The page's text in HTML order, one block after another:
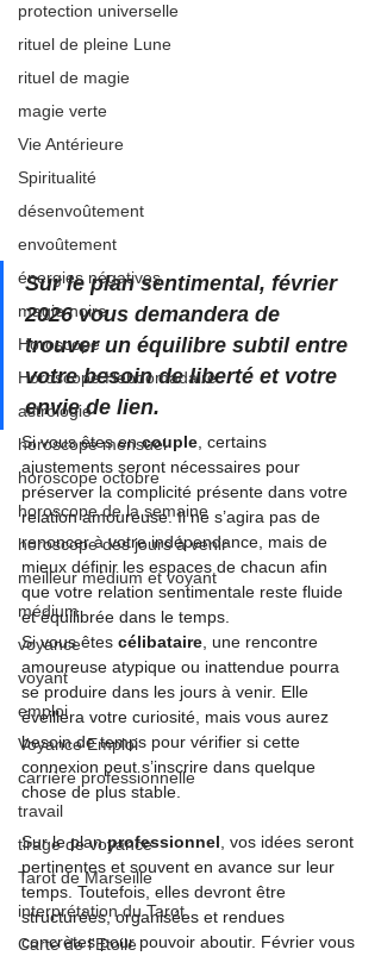
protection universelle
rituel de pleine Lune
rituel de magie
magie verte
Vie Antérieure
Spiritualité
désenvoûtement
envoûtement
énergies négatives
magie noire
Horoscope
Horoscope Hebdomadaire
astrologie
horoscope mensuel
horoscope octobre
horoscope de la semaine
horoscope des jours à venir
meilleur médium et voyant
médium
voyance
voyant
emploi
Voyance Emploi
carrière professionnelle
travail
tirage de voyance
Tarot de Marseille
interprétation du Tarot
Carte de l'Etoile
Sur le plan sentimental, février
2026 vous demandera de
trouver un équilibre subtil entre
votre besoin de liberté et votre
envie de lien.
Si vous êtes en couple, certains
ajustements seront nécessaires pour
préserver la complicité présente dans votre
relation amoureuse. Il ne s’agira pas de
renoncer à votre indépendance, mais de
mieux définir les espaces de chacun afin
que votre relation sentimentale reste fluide
et équilibrée dans le temps.
Si vous êtes célibataire, une rencontre
amoureuse atypique ou inattendue pourra
se produire dans les jours à venir. Elle
éveillera votre curiosité, mais vous aurez
besoin de temps pour vérifier si cette
connexion peut s’inscrire dans quelque
chose de plus stable.
Sur le plan professionnel, vos idées seront
pertinentes et souvent en avance sur leur
temps. Toutefois, elles devront être
structurées, organisées et rendues
concrètes pour pouvoir aboutir. Février vous